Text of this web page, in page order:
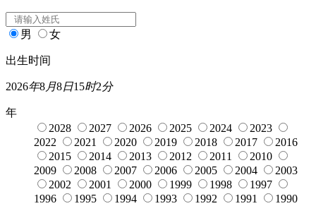
男 女
出生时间
2026年8月8日15时2分
年
2028
2027 2026 2025 2024
2023
2022
2021 2020 2019 2018 2017
2016
2015
2014 2013 2012 2011
2010
2009
2008 2007 2006 2005 2004
2003
2002
2001 2000 1999 1998
1997
1996
1995 1994 1993 1992 1991
1990